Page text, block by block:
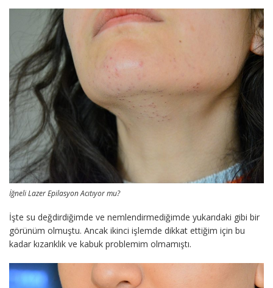
İğneli Lazer Epilasyon Acıtıyor mu?
İşte su değdirdiğimde ve nemlendirmediğimde yukarıdaki gibi bir
görünüm olmuştu. Ancak ikinci işlemde dikkat ettiğim için bu
kadar kızarıklık ve kabuk problemim olmamıştı.